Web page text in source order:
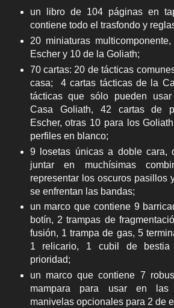
un libro de 104 páginas en
contiene todo el trasfondo y
20 miniaturas
Escher y 10 de la Goliath;
70 cartas: 20 de tácticas
casa; 4 cartas tácticas de la
tácticas que sólo pueden
Casa Goliath, 42 cartas de
Escher, otras 10 para los
perfiles en blanco;
9 losetas únicas a doble cara,
juntar en muchísimas
representar los oscuros pasillos
se enfrentan las bandas;
un marco que contiene 9
botín, 2 trampas de
fusión, 1 trampa de gas, 5
1 relicario, 1 cubil de
prioridad;
un marco que contiene 7
mampara para usar en las
manivelas opcionales para 2 de